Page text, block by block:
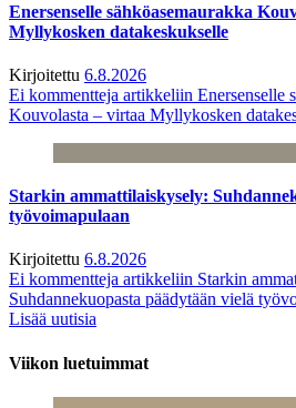
Enersenselle sähköasemaurakka
Myllykosken datakeskukselle
Kirjoitettu 6.8.2026
Ei kommentteja artikkeliin Enersenselle
Kouvolasta – virtaa Myllykosken
Starkin ammattilaiskysely:
työvoimapulaan
Kirjoitettu 6.8.2026
Ei kommentteja artikkeliin Starkin
Suhdannekuopasta päädytään vielä
Lisää uutisia
Viikon luetuimmat